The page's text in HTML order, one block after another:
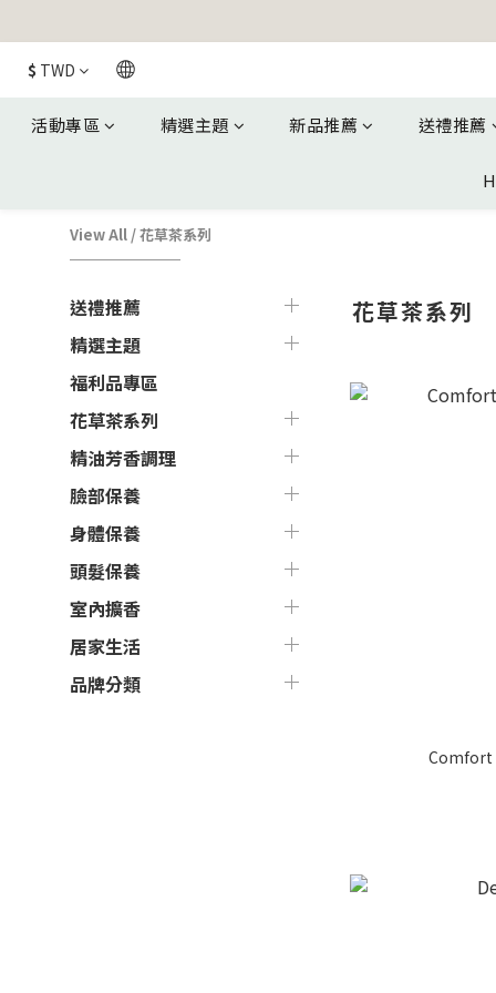
$ TWD
活動專區 精選主題 新品推薦 送禮推薦
View All /花草茶系列
送禮推薦
精選主題
福利品專區
花草茶系列
精油芳香調理
臉部保養
身體保養
頭髮保養
室內擴香
居家生活
品牌分類
花草茶系列
Comfort